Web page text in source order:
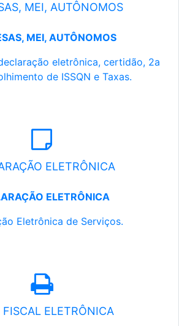
MEI, AUTÔNOMOS
MEI, AUTÔNOMOS
eletrônica, certidão, 2a
de ISSQN e Taxas.
ELETRÔNICA
ELETRÔNICA
Eletrônica de Serviços.
FISCAL ELETRÔNICA